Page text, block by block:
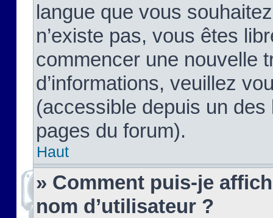
langue que vous
n’existe pas, vous êtes
commencer une nouvelle
d’informations, veuillez
(accessible depuis un
pages du forum).
Haut
» Comment puis-je
nom d’utilisateur ?